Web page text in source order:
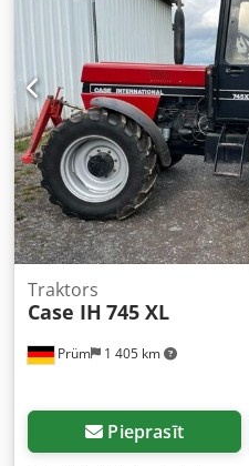
Prüm 1 405 km
Traktors
Case IH 745 XL
Pieprasīt